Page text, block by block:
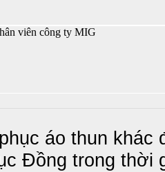
áo thun
Đồng trong thời